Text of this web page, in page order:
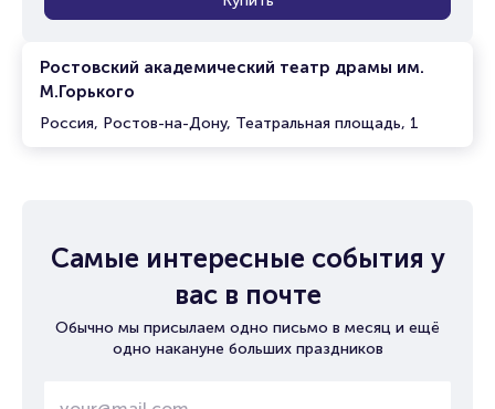
Ростовский академический театр драмы им.
М.Горького
Россия, Ростов-на-Дону, Театральная площадь, 1
Самые интересные события у
вас в почте
Обычно мы присылаем одно письмо в месяц и ещё
одно накануне больших праздников